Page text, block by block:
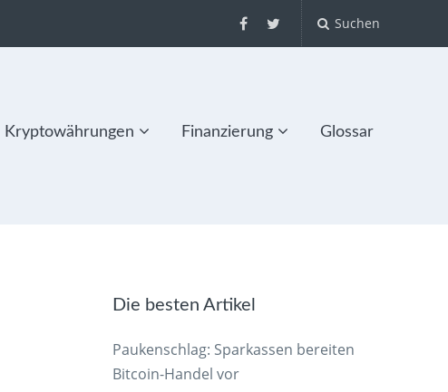
Suchen
Kryptowährungen Finanzierung Glossar
Die besten Artikel
Paukenschlag: Sparkassen bereiten
Bitcoin-Handel vor